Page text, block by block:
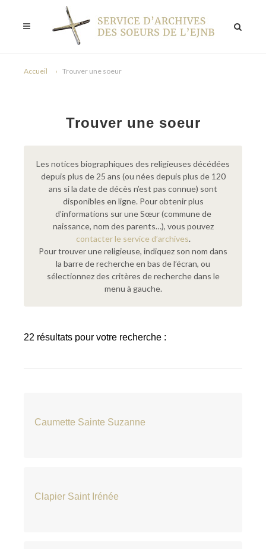
Accueil Trouver une soeur
Trouver une soeur
Les notices biographiques des religieuses décédées
depuis plus de 25 ans (ou nées depuis plus de 120
ans si la date de décès n’est pas connue) sont
disponibles en ligne. Pour obtenir plus
d’informations sur une Sœur (commune de
naissance, nom des parents…), vous pouvez
contacter le service d’archives.
Pour trouver une religieuse, indiquez son nom dans
la barre de recherche en bas de l’écran, ou
sélectionnez des critères de recherche dans le
menu à gauche.
22 résultats pour votre recherche :
Caumette Sainte Suzanne
Clapier Saint Irénée